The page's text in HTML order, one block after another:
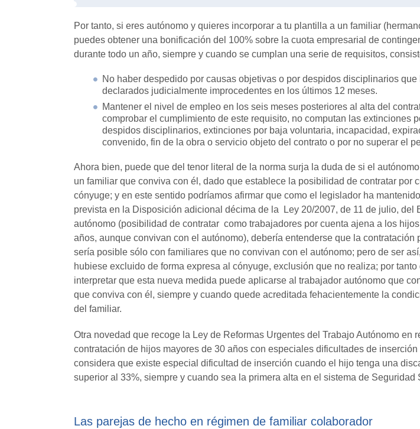
Por tanto, si eres autónomo y quieres incorporar a tu plantilla a un familiar
puedes obtener una bonificación del 100% sobre la cuota empresarial de
durante todo un año, siempre y cuando se cumplan una serie de requisitos,
No haber despedido por causas objetivas o por despidos disciplinarios que
declarados judicialmente improcedentes en los últimos 12 meses.
Mantener el nivel de empleo en los seis meses posteriores al alta del
comprobar el cumplimiento de este requisito, no computan las extinciones
despidos disciplinarios, extinciones por baja voluntaria, incapacidad,
convenido, fin de la obra o servicio objeto del contrato o por no superar el
Ahora bien, puede que del tenor literal de la norma surja la duda de si el
un familiar que conviva con él, dado que establece la posibilidad de contratar por
cónyuge; y en este sentido podríamos afirmar que como el legislador ha
prevista en la Disposición adicional décima de la Ley 20/2007, de 11 de julio, del
autónomo (posibilidad de contratar como trabajadores por cuenta ajena a los
años, aunque convivan con el autónomo), debería entenderse que la contratación
sería posible sólo con familiares que no convivan con el autónomo; pero de ser
hubiese excluido de forma expresa al cónyuge, exclusión que no realiza; por tanto
interpretar que esta nueva medida puede aplicarse al trabajador autónomo que
que conviva con él, siempre y cuando quede acreditada fehacientemente la
del familiar.
Otra novedad que recoge la Ley de Reformas Urgentes del Trabajo Autónomo en
contratación de hijos mayores de 30 años con especiales dificultades de
considera que existe especial dificultad de inserción cuando el hijo tenga una
superior al 33%, siempre y cuando sea la primera alta en el sistema de Seguridad
Las parejas de hecho en régimen de familiar colaborador